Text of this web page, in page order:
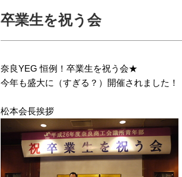
卒業生を祝う会
奈良YEG 恒例！卒業生を祝う会★
今年も盛大に（すぎる？）開催されました！
松本会長挨拶